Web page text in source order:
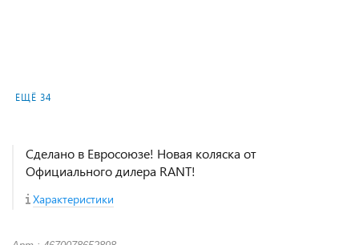
ЕЩЁ 34
Сделано в Евросоюзе! Новая коляска от
Официального дилера RANT!
Характеристики